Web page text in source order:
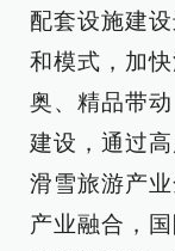
配套设施建
和模式，加
奥、精品带
建设，通过
滑雪旅游产
产业融合，